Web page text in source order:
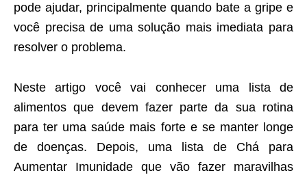
pode ajudar, principalmente quando bate a gripe e
você precisa de uma solução mais imediata para
resolver o problema.
Neste artigo você vai conhecer uma lista de
alimentos que devem fazer parte da sua rotina
para ter uma saúde mais forte e se manter longe
de doenças. Depois, uma lista de Chá para
Aumentar Imunidade que vão fazer maravilhas